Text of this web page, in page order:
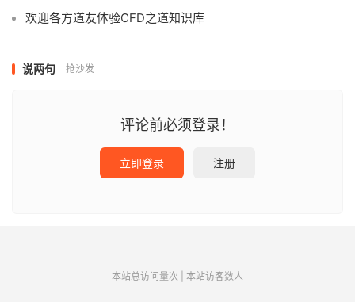
欢迎各方道友体验CFD之道知识库
说两句 抢沙发
评论前必须登录！
立即登录 注册
本站总访问量次 本站访客数人